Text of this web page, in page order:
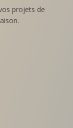
projets de